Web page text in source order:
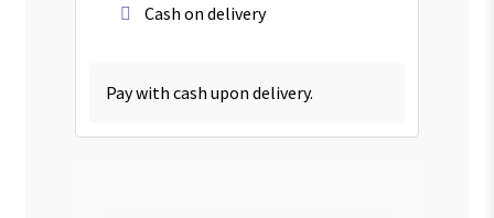
Cash on delivery
Pay with cash upon delivery.